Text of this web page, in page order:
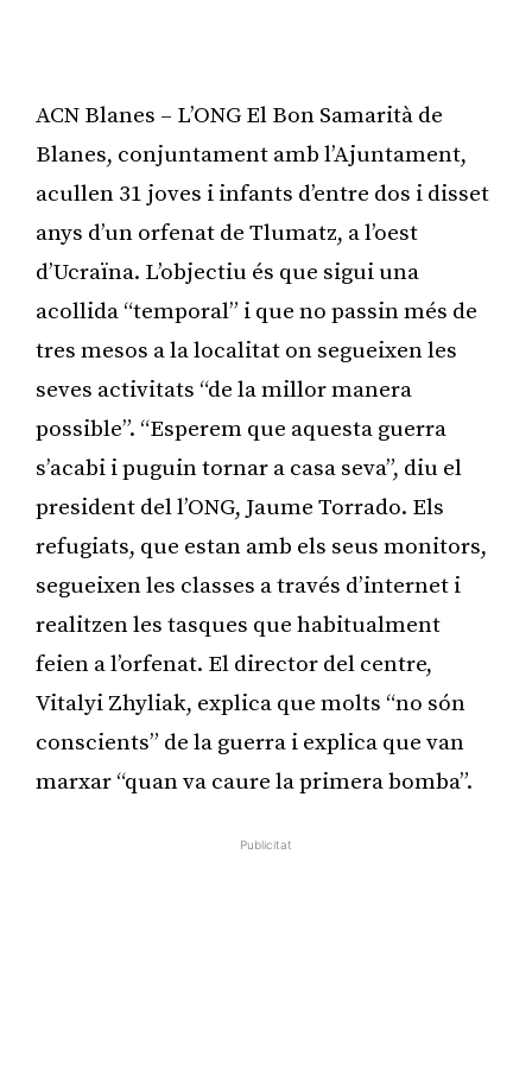
ACN Blanes – L’ONG El Bon Samarità de
Blanes, conjuntament amb l’Ajuntament,
acullen 31 joves i infants d’entre dos i disset
anys d’un orfenat de Tlumatz, a l’oest
d’Ucraïna. L’objectiu és que sigui una
acollida “temporal” i que no passin més de
tres mesos a la localitat on segueixen les
seves activitats “de la millor manera
possible”. “Esperem que aquesta guerra
s’acabi i puguin tornar a casa seva”, diu el
president del l’ONG, Jaume Torrado. Els
refugiats, que estan amb els seus monitors,
segueixen les classes a través d’internet i
realitzen les tasques que habitualment
feien a l’orfenat. El director del centre,
Vitalyi Zhyliak, explica que molts “no són
conscients” de la guerra i explica que van
marxar “quan va caure la primera bomba”.
Publicitat